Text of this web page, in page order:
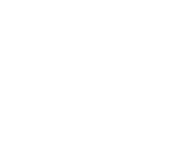
a nuestro ecosistema.